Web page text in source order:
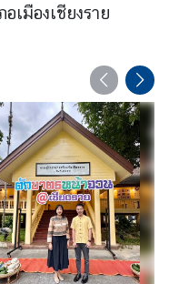
เมืองเชียงราย